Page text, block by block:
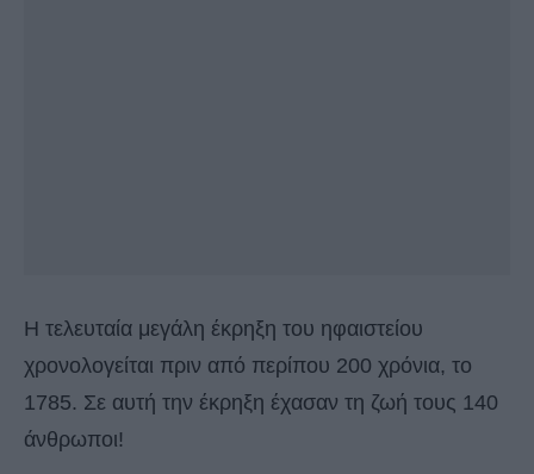
Η τελευταία μεγάλη έκρηξη του ηφαιστείου
χρονολογείται πριν από περίπου 200 χρόνια, το
1785. Σε αυτή την έκρηξη έχασαν τη ζωή τους 140
άνθρωποι!